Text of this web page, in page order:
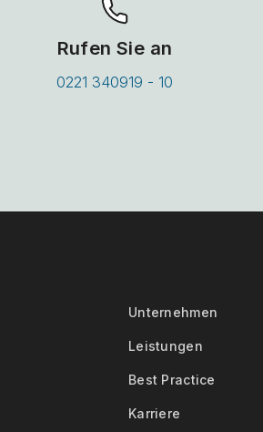
Rufen Sie an
0221 340919 - 10
Unternehmen
Leistungen
Best Practice
Karriere